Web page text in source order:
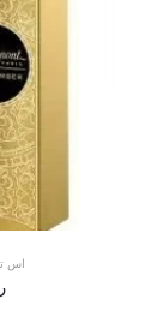
اس